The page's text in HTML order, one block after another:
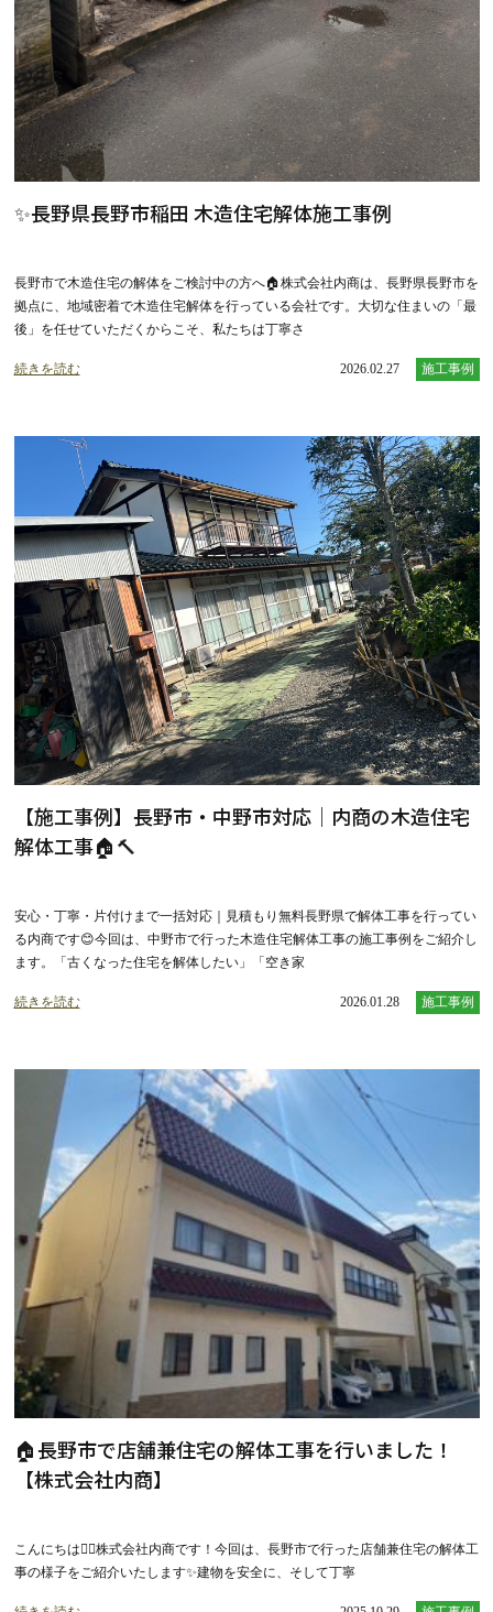
✨長野県長野市稲田 木造住宅解体施工事例
長野市で木造住宅の解体をご検討中の方へ🏠株式会社内商は、長野県長野市を
拠点に、地域密着で木造住宅解体を行っている会社です。大切な住まいの「最
後」を任せていただくからこそ、私たちは丁寧さ
続きを読む 2026.02.27 施工事例
【施工事例】長野市・中野市対応｜内商の木造住宅
解体工事🏠🔨
安心・丁寧・片付けまで一括対応｜見積もり無料長野県で解体工事を行ってい
る内商です😊今回は、中野市で行った木造住宅解体工事の施工事例をご紹介し
ます。「古くなった住宅を解体したい」「空き家
続きを読む 2026.01.28 施工事例
🏠長野市で店舗兼住宅の解体工事を行いました！
【株式会社内商】
こんにちは👷‍♂️株式会社内商です！今回は、長野市で行った店舗兼住宅の解体工
事の様子をご紹介いたします✨建物を安全に、そして丁寧